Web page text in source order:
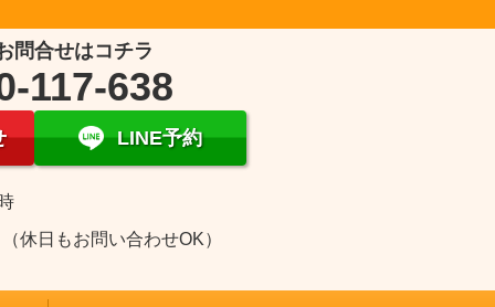
問合せはコチラ
117-638
LINE予約
休日もお問い合わせOK）